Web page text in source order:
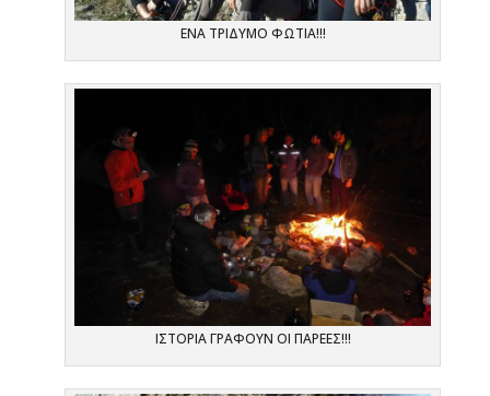
ΕΝΑ ΤΡΙΔΥΜΟ ΦΩΤΙΑ!!!
ΙΣΤΟΡΙΑ ΓΡΑΦΟΥΝ ΟΙ ΠΑΡΕΕΣ!!!